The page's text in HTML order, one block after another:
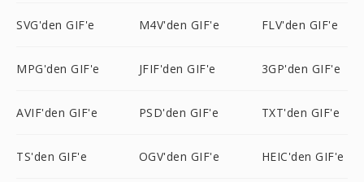
SVG'den GIF'e M4V'den GIF'e FLV'den GIF'e
MPG'den GIF'e JFIF'den GIF'e 3GP'den GIF'e
AVIF'den GIF'e PSD'den GIF'e TXT'den GIF'e
TS'den GIF'e OGV'den GIF'e HEIC'den GIF'e